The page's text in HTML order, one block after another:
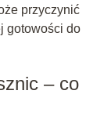
przyczynić
gotowości do
– co